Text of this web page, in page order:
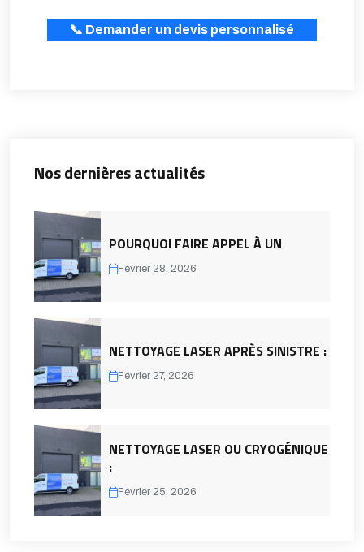
📞 Demander un devis personnalisé
Nos dernières actualités
POURQUOI FAIRE APPEL À UN
Février 28, 2026
NETTOYAGE LASER APRÈS SINISTRE :
Février 27, 2026
NETTOYAGE LASER OU CRYOGÉNIQUE
:
Février 25, 2026